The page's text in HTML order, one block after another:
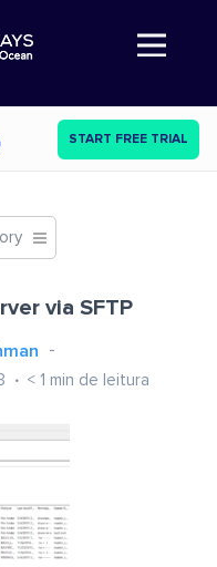
Abre a navegação
START FREE TRIAL
via SFTP
< 1 min de leitura